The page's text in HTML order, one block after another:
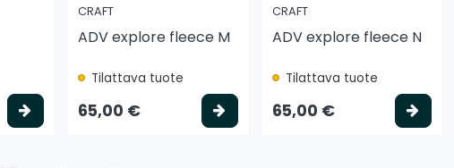
Valitse vaihtoehto
CRAFT
ADV explore fleece M
Tilattava tuote
65,00 € Valitse vaihtoehto
CRAFT
ADV explore fleece N
Tilattava tuote
65,00 €